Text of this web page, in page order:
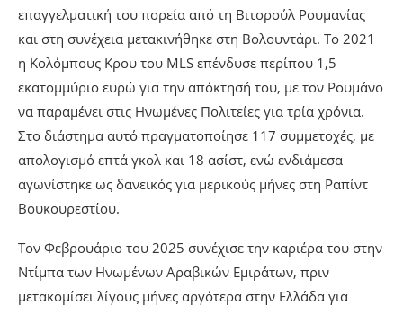
επαγγελματική του πορεία από τη Βιτορούλ Ρουμανίας
και στη συνέχεια μετακινήθηκε στη Βολουντάρι. Το 2021
η Κολόμπους Κρου του MLS επένδυσε περίπου 1,5
εκατομμύριο ευρώ για την απόκτησή του, με τον Ρουμάνο
να παραμένει στις Ηνωμένες Πολιτείες για τρία χρόνια.
Στο διάστημα αυτό πραγματοποίησε 117 συμμετοχές, με
απολογισμό επτά γκολ και 18 ασίστ, ενώ ενδιάμεσα
αγωνίστηκε ως δανεικός για μερικούς μήνες στη Ραπίντ
Βουκουρεστίου.
Τον Φεβρουάριο του 2025 συνέχισε την καριέρα του στην
Ντίμπα των Ηνωμένων Αραβικών Εμιράτων, πριν
μετακομίσει λίγους μήνες αργότερα στην Ελλάδα για